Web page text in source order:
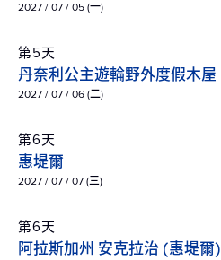
2027 / 07 / 05 (一)
第5天
丹奈利公主遊輪野外度假木屋
2027 / 07 / 06 (二)
第6天
惠堤爾
2027 / 07 / 07 (三)
第6天
阿拉斯加州 安克拉治 (惠堤爾)